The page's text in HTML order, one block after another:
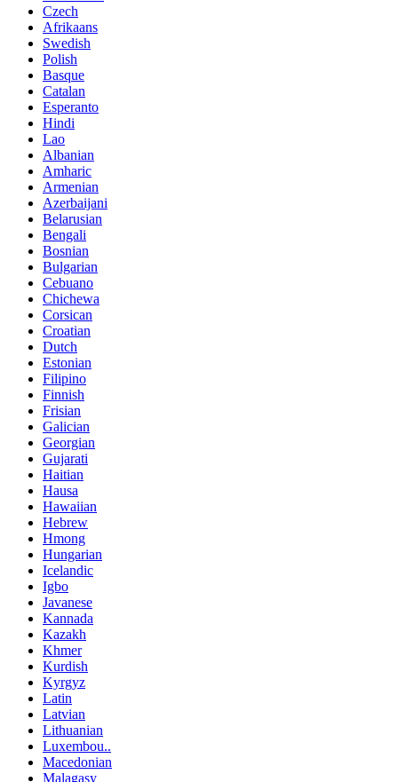
Czech
Afrikaans
Swedish
Polish
Basque
Catalan
Esperanto
Hindi
Lao
Albanian
Amharic
Armenian
Azerbaijani
Belarusian
Bengali
Bosnian
Bulgarian
Cebuano
Chichewa
Corsican
Croatian
Dutch
Estonian
Filipino
Finnish
Frisian
Galician
Georgian
Gujarati
Haitian
Hausa
Hawaiian
Hebrew
Hmong
Hungarian
Icelandic
Igbo
Javanese
Kannada
Kazakh
Khmer
Kurdish
Kyrgyz
Latin
Latvian
Lithuanian
Luxembou..
Macedonian
Malagasy